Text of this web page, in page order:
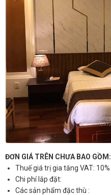
ĐƠN GIÁ TRÊN CHƯA BAO GỒM:
Thuế giá trị gia tăng VAT: 10%
Chi phí lắp đặt:
Các sản phẩm đặc thù :